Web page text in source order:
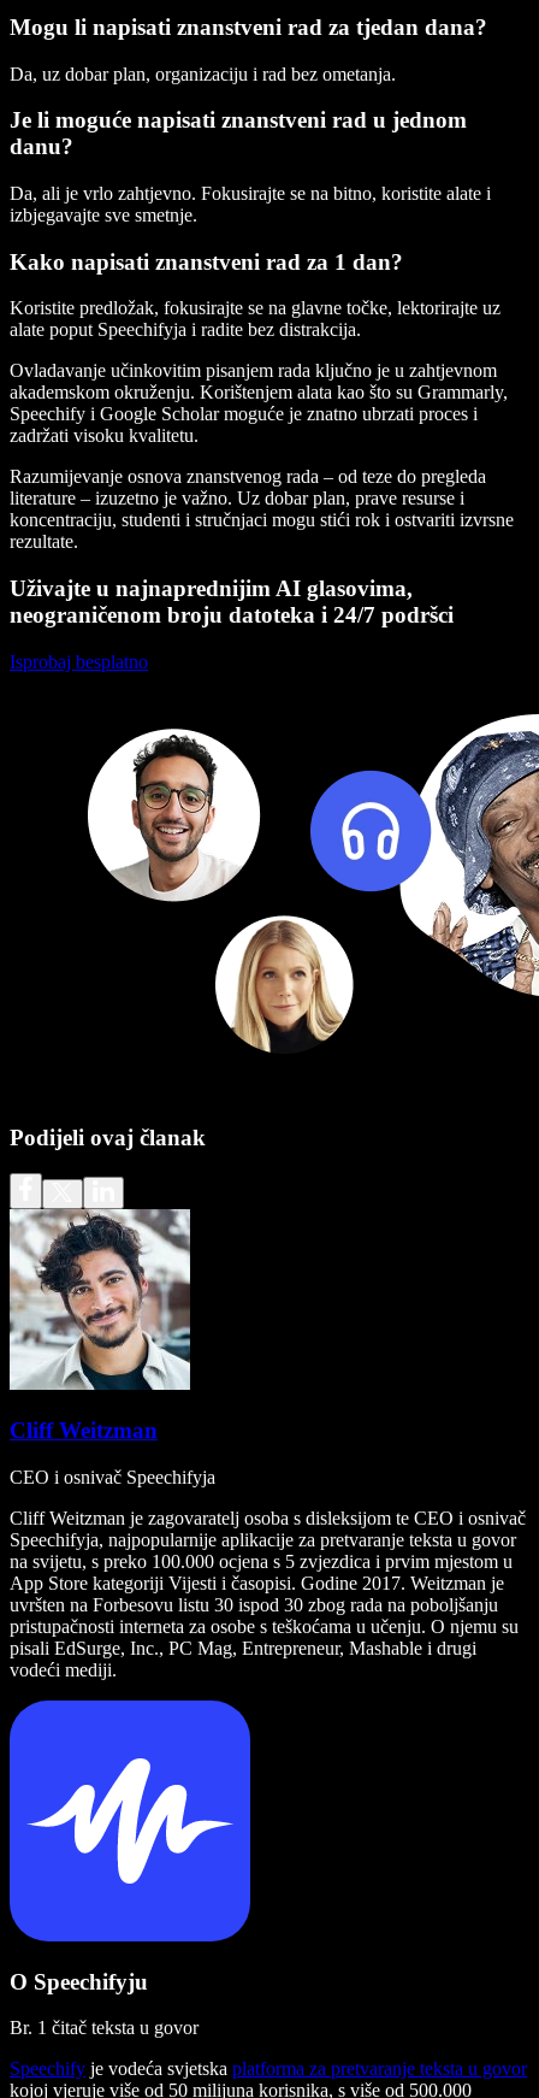
Mogu li napisati znanstveni rad za tjedan dana?
Da, uz dobar plan, organizaciju i rad bez ometanja.
Je li moguće napisati znanstveni rad u jednom
danu?
Da, ali je vrlo zahtjevno. Fokusirajte se na bitno, koristite alate i
izbjegavajte sve smetnje.
Kako napisati znanstveni rad za 1 dan?
Koristite predložak, fokusirajte se na glavne točke, lektorirajte uz
alate poput Speechifyja i radite bez distrakcija.
Ovladavanje učinkovitim pisanjem rada ključno je u zahtjevnom
akademskom okruženju. Korištenjem alata kao što su Grammarly,
Speechify i Google Scholar moguće je znatno ubrzati proces i
zadržati visoku kvalitetu.
Razumijevanje osnova znanstvenog rada – od teze do pregleda
literature – izuzetno je važno. Uz dobar plan, prave resurse i
koncentraciju, studenti i stručnjaci mogu stići rok i ostvariti izvrsne
rezultate.
Uživajte u najnaprednijim AI glasovima,
neograničenom broju datoteka i 24/7 podršci
Isprobaj besplatno
Podijeli ovaj članak
Cliff Weitzman
CEO i osnivač Speechifyja
Cliff Weitzman je zagovaratelj osoba s disleksijom te CEO i osnivač
Speechifyja, najpopularnije aplikacije za pretvaranje teksta u govor
na svijetu, s preko 100.000 ocjena s 5 zvjezdica i prvim mjestom u
App Store kategoriji Vijesti i časopisi. Godine 2017. Weitzman je
uvršten na Forbesovu listu 30 ispod 30 zbog rada na poboljšanju
pristupačnosti interneta za osobe s teškoćama u učenju. O njemu su
pisali EdSurge, Inc., PC Mag, Entrepreneur, Mashable i drugi
vodeći mediji.
O Speechifyju
Br. 1 čitač teksta u govor
Speechify je vodeća svjetska platforma za pretvaranje teksta u govor
kojoj vjeruje više od 50 milijuna korisnika, s više od 500.000